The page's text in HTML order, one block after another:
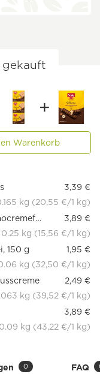
Warenkorb
3,39 €
kg (20,55 €/1 kg)
Schär Sorrisi Doppelkeks mit Kakaocremefüllung
3,89 €
0.25 kg (15,56 €/1 kg)
150 g
1,95 €
kg (32,50 €/1 kg)
2,49 €
kg (39,52 €/1 kg)
3,89 €
0.09 kg (43,22 €/1 kg)
0 FAQ